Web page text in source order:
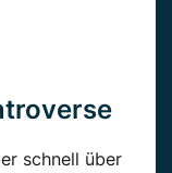
schnell über